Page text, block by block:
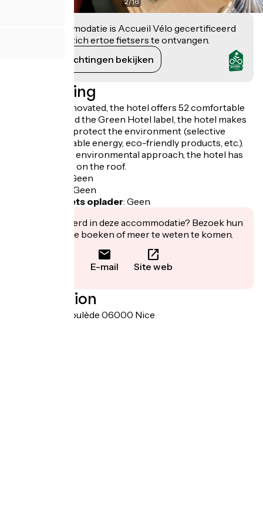
Deze accommodatie is Accueil Vélo gecertificeerd
en verbindt zich ertoe fietsers te ontvangen.
Haar verplichtingen bekijken
Beschrijving
Completely renovated, the hotel offers 52 comfortable
rooms. Awarded the Green Hotel label, the hotel makes
every effort to protect the environment (selective
sorting, renewable energy, eco-friendly products, etc.).
To continue its environmental approach, the hotel has
three beehives on the roof.
Geen
Geen
Elektrische fiets oplader: Geen
Geïnteresseerd in deze accommodatie? Bezoek hun
website om te boeken of meer te weten te komen.
E-mail Site web
Localisation
3 rue Paul Déroulède 06000 Nice